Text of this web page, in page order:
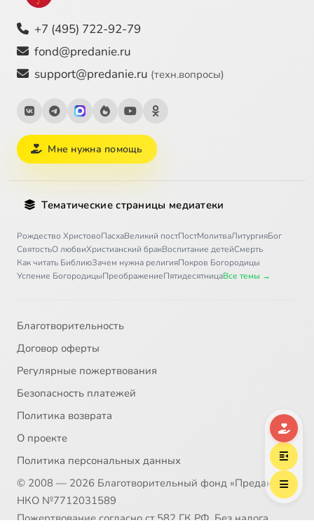
+7 (495) 722-92-79
fond@predanie.ru
support@predanie.ru (техн.вопросы)
Мне нужна помощь
Тематические страницы медиатеки
Рождество ХристовоПасхаВеликий постПостМолитваЛитургияБог
СвятостьО любвиХристианский бракВоспитание детейСмерть
Как читать БиблиюЗачем нужна религияПокров Богородицы
Успение БогородицыПреображениеПятидесятницаВсе темы →
Благотворительность
Договор оферты
Регулярные пожертвования
Безопасность платежей
Политика возврата
О проекте
Политика персональных данных
© 2008 — 2026 Благотворительный фонд «Предание»
НКО №7712031589
Пожертвование согласно ст.582 ГК РФ. Без налога